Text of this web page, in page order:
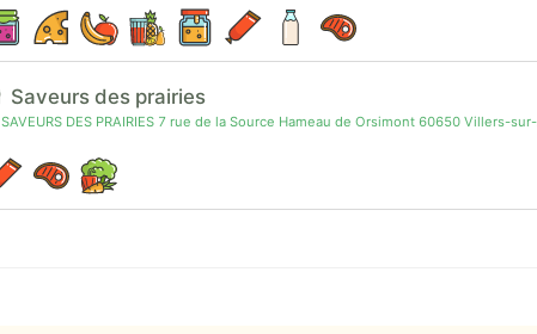
Saveurs des prairies
SAVEURS DES PRAIRIES 7 rue de la Source Hameau de Orsimont 60650 Villers-